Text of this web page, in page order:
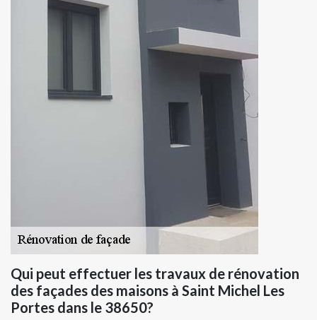
Qui peut effectuer les travaux de rénovation
des façades des maisons à Saint Michel Les
Portes dans le 38650?